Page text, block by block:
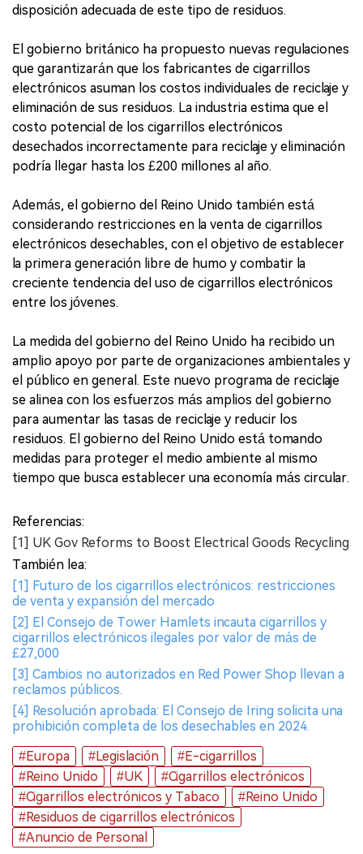
disposición adecuada de este tipo de residuos.
El gobierno británico ha propuesto nuevas regulaciones
que garantizarán que los fabricantes de cigarrillos
electrónicos asuman los costos individuales de reciclaje y
eliminación de sus residuos. La industria estima que el
costo potencial de los cigarrillos electrónicos
desechados incorrectamente para reciclaje y eliminación
podría llegar hasta los £200 millones al año.
Además, el gobierno del Reino Unido también está
considerando restricciones en la venta de cigarrillos
electrónicos desechables, con el objetivo de establecer
la primera generación libre de humo y combatir la
creciente tendencia del uso de cigarrillos electrónicos
entre los jóvenes.
La medida del gobierno del Reino Unido ha recibido un
amplio apoyo por parte de organizaciones ambientales y
el público en general. Este nuevo programa de reciclaje
se alinea con los esfuerzos más amplios del gobierno
para aumentar las tasas de reciclaje y reducir los
residuos. El gobierno del Reino Unido está tomando
medidas para proteger el medio ambiente al mismo
tiempo que busca establecer una economía más circular.
Referencias:
[1] UK Gov Reforms to Boost Electrical Goods Recycling
También lea:
[1] Futuro de los cigarrillos electrónicos: restricciones
de venta y expansión del mercado
[2] El Consejo de Tower Hamlets incauta cigarrillos y
cigarrillos electrónicos ilegales por valor de más de
£27,000
[3] Cambios no autorizados en Red Power Shop llevan a
reclamos públicos.
[4] Resolución aprobada: El Consejo de Iring solicita una
prohibición completa de los desechables en 2024.
#Europa
#Legislación
#E-cigarrillos
#Reino Unido
#UK
#Cigarrillos electrónicos
#Cigarrillos electrónicos y Tabaco
#Reino Unido
#Residuos de cigarrillos electrónicos
#Anuncio de Personal